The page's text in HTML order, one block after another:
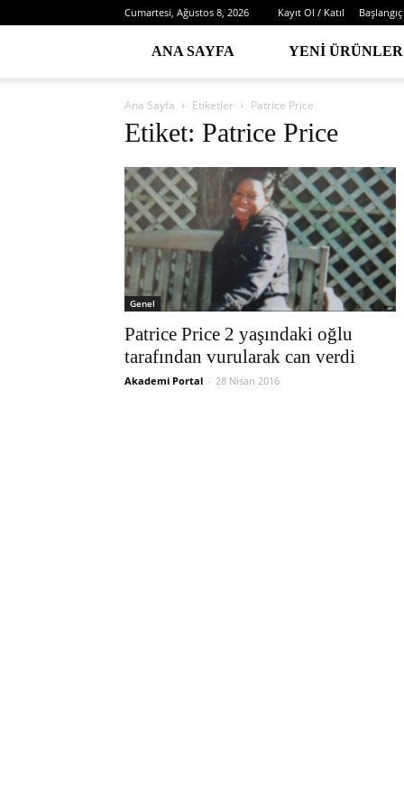
Cumartesi, Ağustos 8, 2026 Kayıt Ol / Katıl Başlangıç
ANA SAYFA YENI ÜRÜNLER
Ana Sayfa Etiketler Patrice Price
Etiket: Patrice Price
Genel
Patrice Price 2 yaşındaki oğlu
tarafından vurularak can verdi
Akademi Portal - 28 Nisan 2016